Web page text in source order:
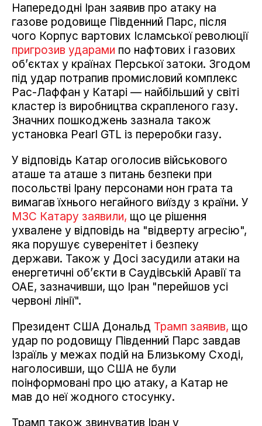
Напередодні Іран заявив про атаку на
газове родовище Південний Парс, після
чого Корпус вартових Ісламської революції
пригрозив ударами по нафтових і газових
об’єктах у країнах Перської затоки. Згодом
під удар потрапив промисловий комплекс
Рас-Лаффан у Катарі — найбільший у світі
кластер із виробництва скрапленого газу.
Значних пошкоджень зазнала також
установка Pearl GTL із переробки газу.
У відповідь Катар оголосив військового
аташе та аташе з питань безпеки при
посольстві Ірану персонами нон грата та
вимагав їхнього негайного виїзду з країни. У
МЗС Катару заявили, що це рішення
ухвалене у відповідь на "відверту агресію",
яка порушує суверенітет і безпеку
держави. Також у Досі засудили атаки на
енергетичні об’єкти в Саудівській Аравії та
ОАЕ, зазначивши, що Іран "перейшов усі
червоні лінії".
Президент США Дональд Трамп заявив, що
удар по родовищу Південний Парс завдав
Ізраїль у межах подій на Близькому Сході,
наголосивши, що США не були
поінформовані про цю атаку, а Катар не
мав до неї жодного стосунку.
Трамп також звинуватив Іран у